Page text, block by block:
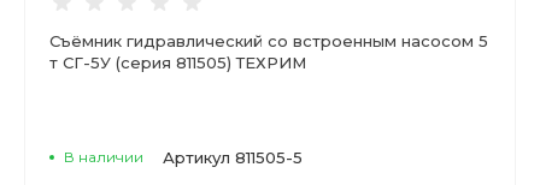
Съёмник гидравлический со встроенным насосом 5
т СГ-5У (серия 811505) ТЕХРИМ
В наличии Артикул 811505-5